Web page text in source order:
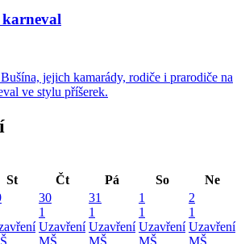
jejich kamarády, rodiče i prarodiče na
ve stylu příšerek.
St Čt Pá So
Ne
30
1
Uzavření
MŠ
31
1
Uzavření
MŠ
1
1
Uzavření
MŠ
2
1
Uzavření
MŠ